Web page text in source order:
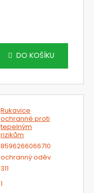
DO KOŠÍKU
Rukavice
ochranné proti
tepelným
rizikům
8596266066710
ochranný oděv
311
1